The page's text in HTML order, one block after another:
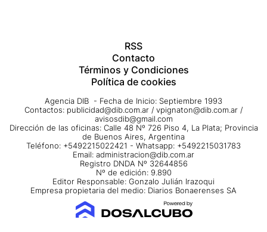
RSS
Contacto
Términos y Condiciones
Política de cookies
Agencia DIB - Fecha de Inicio: Septiembre 1993
Contactos: publicidad@dib.com.ar / vpignaton@dib.com.ar /
avisosdib@gmail.com
Dirección de las oficinas: Calle 48 Nº 726 Piso 4, La Plata; Provincia
de Buenos Aires, Argentina
Teléfono: +5492215022421 - Whatsapp: +5492215031783
Email: administracion@dib.com.ar
Registro DNDA Nº 32644856
Nº de edición: 9.890
Editor Responsable: Gonzalo Julián Irazoqui
Empresa propietaria del medio: Diarios Bonaerenses SA